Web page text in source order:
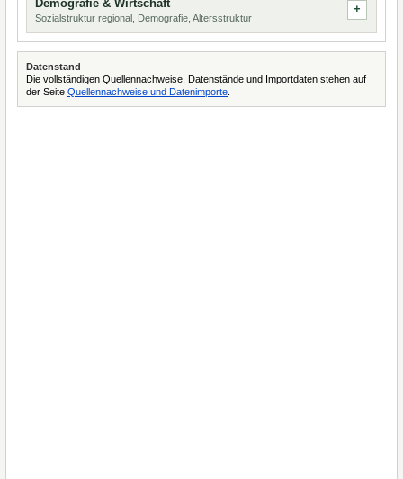
Demografie & Wirtschaft
Sozialstruktur regional, Demografie, Altersstruktur
Datenstand
Die vollständigen Quellennachweise, Datenstände und Importdaten stehen auf
der Seite Quellennachweise und Datenimporte